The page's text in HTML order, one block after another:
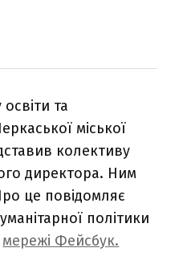
та
міської
колективу
директора. Ним
це повідомляє
політики
мережі Фейсбук.